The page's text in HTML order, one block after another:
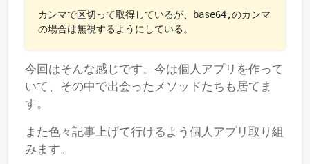
カンマで区切って取得しているが、base64,のカンマ
の場合は無視するようにしている。
今回はそんな感じです。今は個人アプリを作って
いて、その中で出会ったメソッドたちも居てま
す。
また色々記事上げて行けるよう個人アプリ取り組
みます。